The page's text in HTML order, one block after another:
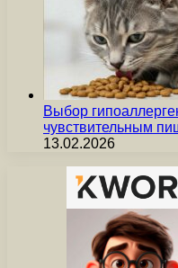
Выбор
чувствительным
13.02.2026